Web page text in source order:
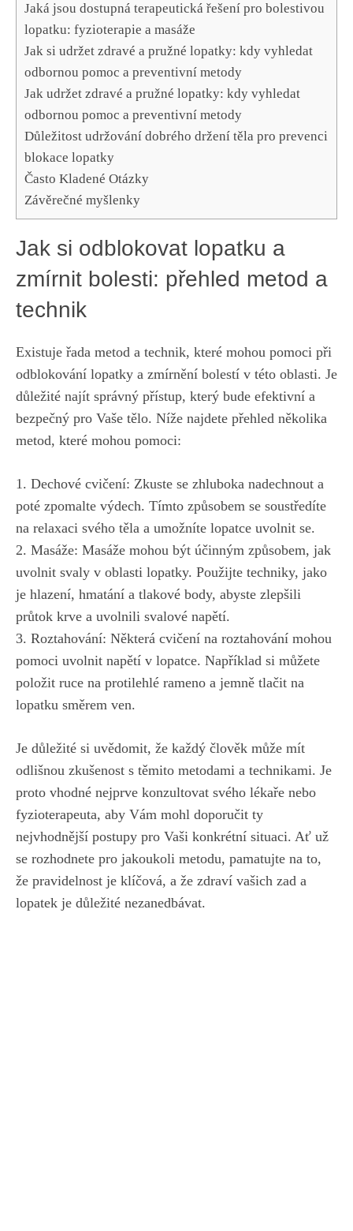
Jaká jsou dostupná terapeutická řešení pro bolestivou
lopatku: fyzioterapie a masáže
Jak si udržet zdravé a pružné lopatky: kdy vyhledat
odbornou pomoc a preventivní metody
Jak udržet zdravé a pružné lopatky: kdy vyhledat
odbornou pomoc a preventivní metody
Důležitost udržování dobrého držení těla pro prevenci
blokace lopatky
Často Kladené Otázky
Závěrečné myšlenky
Jak si odblokovat lopatku a
zmírnit bolesti: přehled metod a
technik
Existuje řada metod a technik, které mohou pomoci při
odblokování lopatky a zmírnění bolestí v této oblasti. Je
důležité najít správný přístup, který bude efektivní a
bezpečný pro Vaše tělo. Níže najdete přehled několika
metod, které mohou pomoci:
1. Dechové cvičení: Zkuste se zhluboka nadechnout a
poté zpomalte výdech. Tímto způsobem se soustředíte
na relaxaci svého těla a umožníte lopatce uvolnit se.
2. Masáže: Masáže mohou být účinným způsobem, jak
uvolnit svaly v oblasti lopatky. Použijte techniky, jako
je hlazení, hmatání a tlakové body, abyste zlepšili
průtok krve a uvolnili svalové napětí.
3. Roztahování: Některá cvičení na roztahování mohou
pomoci uvolnit napětí v lopatce. Například si můžete
položit ruce na protilehlé rameno a jemně tlačit na
lopatku směrem ven.
Je důležité si uvědomit, že každý člověk může mít
odlišnou zkušenost s těmito metodami a technikami. Je
proto vhodné nejprve konzultovat svého lékaře nebo
fyzioterapeuta, aby Vám mohl doporučit ty
nejvhodnější postupy pro Vaši konkrétní situaci. Ať už
se rozhodnete pro jakoukoli metodu, pamatujte na to,
že pravidelnost je klíčová, a že zdraví vašich zad a
lopatek je důležité nezanedbávat.